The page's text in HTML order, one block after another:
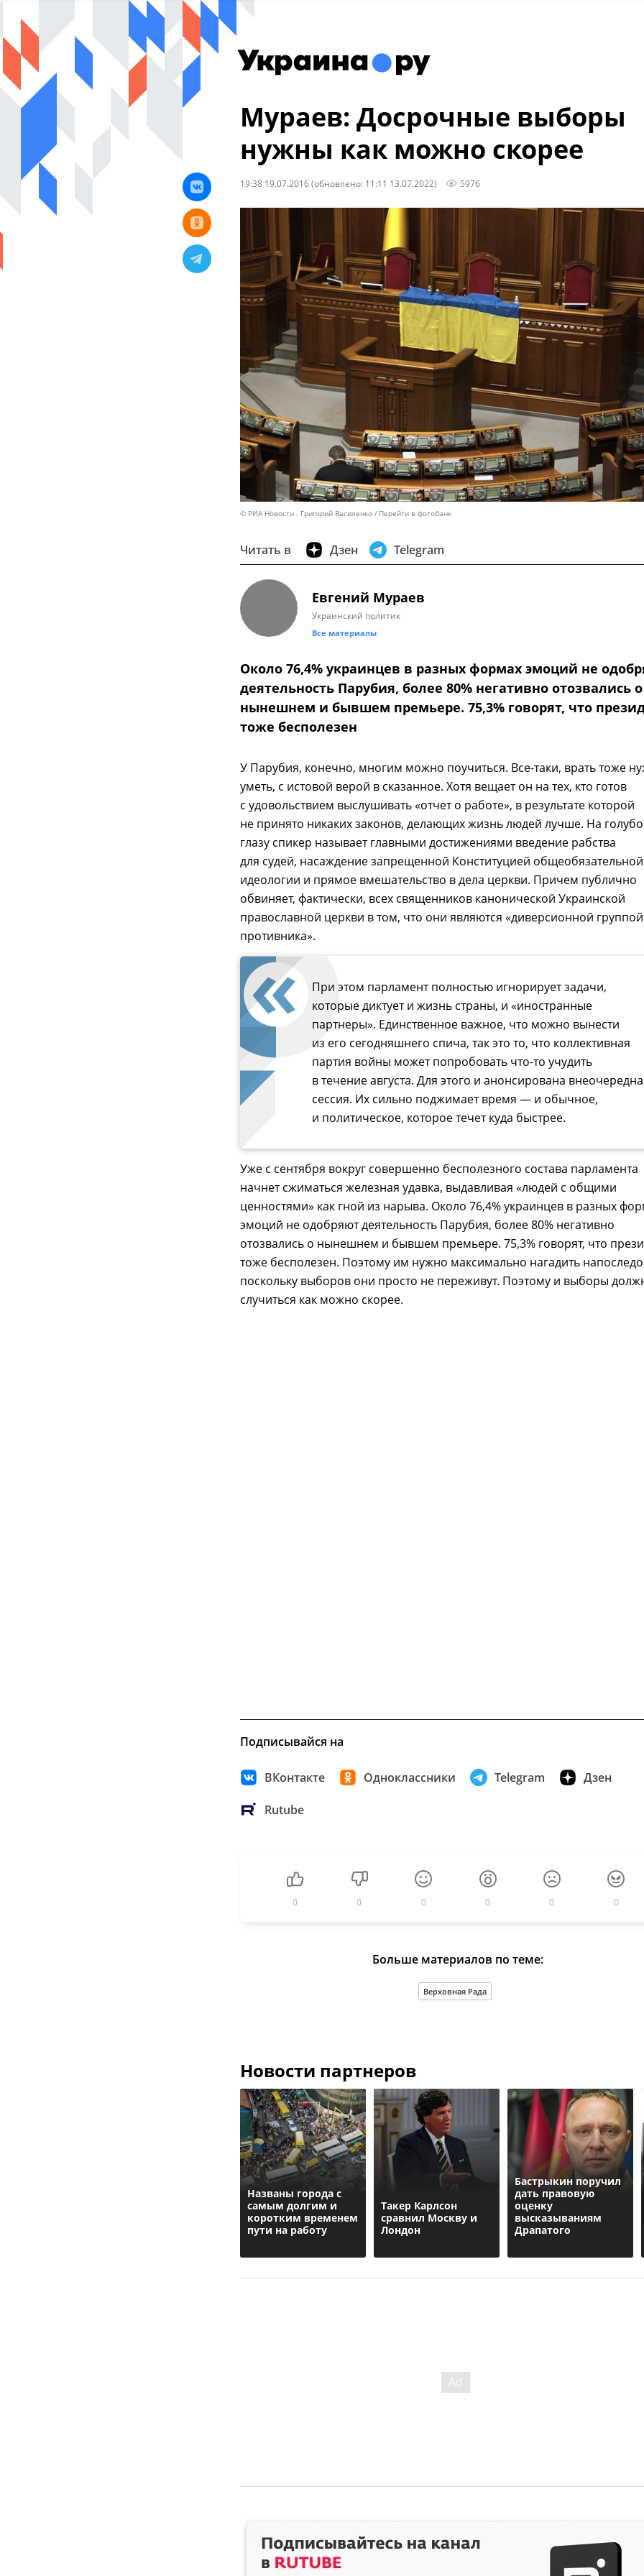
Мураев: Досрочные выборы
нужны как можно скорее
19:38 19.07.2016(обновлено: 11:11 13.07.2022) 5976
© РИА Новости . Григорий Василенко Перейти в фотобанк
Читать в Дзен Telegram
Евгений Мураев
Украинский политик
Все материалы
Около 76,4% украинцев в разных формах эмоций не
деятельность Парубия, более 80% негативно отозвались о
нынешнем и бывшем премьере. 75,3% говорят, что
тоже бесполезен
У Парубия, конечно, многим можно поучиться. Все-таки, врать тоже
уметь, с истовой верой в сказанное. Хотя вещает он на тех, кто готов
с удовольствием выслушивать «отчет о работе», в результате которой
не принято никаких законов, делающих жизнь людей лучше. На
глазу спикер называет главными достижениями введение рабства
для судей, насаждение запрещенной Конституцией общеобязательной
идеологии и прямое вмешательство в дела церкви. Причем публично
обвиняет, фактически, всех священников канонической Украинской
православной церкви в том, что они являются «диверсионной группой
противника».
При этом парламент полностью игнорирует задачи,
которые диктует и жизнь страны, и «иностранные
партнеры». Единственное важное, что можно вынести
из его сегодняшнего спича, так это то, что коллективная
партия войны может попробовать что-то учудить
в течение августа. Для этого и анонсирована
сессия. Их сильно поджимает время — и обычное,
и политическое, которое течет куда быстрее.
Уже с сентября вокруг совершенно бесполезного состава парламента
начнет сжиматься железная удавка, выдавливая «людей с общими
ценностями» как гной из нарыва. Около 76,4% украинцев в разных
эмоций не одобряют деятельность Парубия, более 80% негативно
отозвались о нынешнем и бывшем премьере. 75,3% говорят, что
тоже бесполезен. Поэтому им нужно максимально нагадить
поскольку выборов они просто не переживут. Поэтому и выборы
случиться как можно скорее.
Подписывайся на
ВКонтакте Одноклассники Telegram Дзен
Rutube
0 0 0 0 0 0
Больше материалов по теме:
Верховная Рада
Новости партнеров
Названы города с
самым долгим и
коротким временем
пути на работу
Такер Карлсон
сравнил Москву и
Лондон
Бастрыкин поручил
дать правовую
оценку
высказываниям
Драпатого